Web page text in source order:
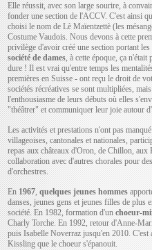
Elle réussit, avec son large sourire, à
fonder une section de l'ACCV. C'est ainsi
choisi le nom de Lè Maïentzettè (les
Costume Vaudois. Nous devons à cette
privilège d'avoir créé une section portant
société de dames, à cette époque, ça
dure ! Il est vrai qu'entre temps les
premières en Suisse - ont reçu le droit de
sociétés récréatives se sont multipliées,
l'enthousiasme de leurs débuts où elles
"théâtrer" et communiquer leur joie autour
Les activités et prestations n'ont pas
villageoises, cantonales et nationales,
repas aux châteaux d'Oron, de Chillon, aux
collaboration avec d'autres chorales pour
d'orchestres.
En1967,quelques jeunes hommes
danses, jeunes gens et jeunes filles de plus
société. En 1982, formation d'unchoeur-
Charly Torche. En 1992, retour d'Anne-
puis Isabelle Noverraz jusqu'en 2010.
Kissling que le choeur s'épanouit.